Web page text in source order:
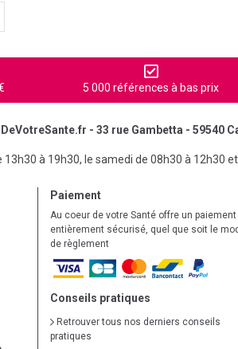
5 000 références à bas prix
- 33 rue Gambetta - 59540
à 19h30, le samedi de 08h30 à 12h30
Paiement
Au coeur de votre Santé offre un paiement
entièrement sécurisé, quel que soit le
de règlement
Conseils pratiques
Retrouver tous nos derniers conseils
pratiques